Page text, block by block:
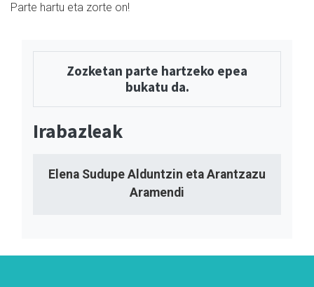
Parte hartu eta zorte on!
Zozketan parte hartzeko epea
bukatu da.
Irabazleak
Elena Sudupe Alduntzin eta Arantzazu
Aramendi